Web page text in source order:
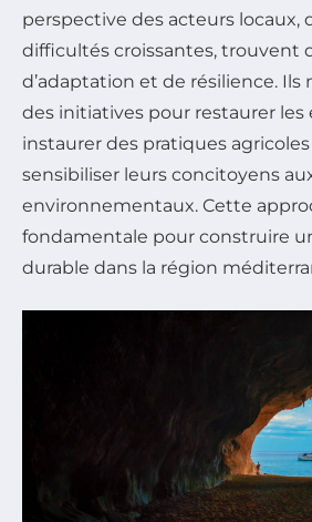
perspective des acteurs locaux,
difficultés croissantes, trouvent
d’adaptation et de résilience.
des initiatives pour restaurer les
instaurer des pratiques
sensibiliser leurs concitoyens
environnementaux. Cette
fondamentale pour construire
durable dans la région